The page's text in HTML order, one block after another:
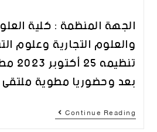
الجهة المنظمة : كلية
والعلوم التجارية وعلوم
بعد وحضوريا مطوية
Continue Reading